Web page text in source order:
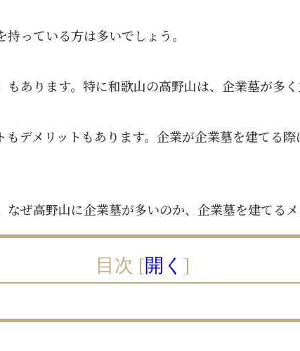
っている方は多いでしょう。
あります。特に和歌山の高野山は、企業墓が多
デメリットもあります。企業が企業墓を建てる
ぜ高野山に企業墓が多いのか、企業墓を建てる
目次 [開く ]